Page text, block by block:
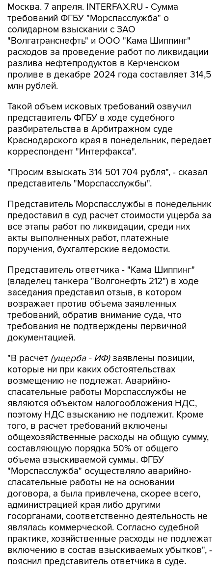
Москва. 7 апреля. INTERFAX.RU - Сумма
требований ФГБУ "Морспасслужба" о
солидарном взыскании с ЗАО
"Волгатранснефть" и ООО "Кама Шиппинг"
расходов за проведение работ по ликвидации
разлива нефтепродуктов в Керченском
проливе в декабре 2024 года составляет 314,5
млн рублей.
Такой объем исковых требований озвучил
представитель ФГБУ в ходе судебного
разбирательства в Арбитражном суде
Краснодарского края в понедельник, передает
корреспондент "Интерфакса".
"Просим взыскать 314 501 704 рубля", - сказал
представитель "Морспасслужбы".
Представитель Морспасслужбы в понедельник
предоставил в суд расчет стоимости ущерба за
все этапы работ по ликвидации, среди них
акты выполненных работ, платежные
поручения, бухгалтерские ведомости.
Представитель ответчика - "Кама Шиппинг"
(владелец танкера "Волгонефть 212") в ходе
заседания представил отзыв, в котором
возражает против объема заявленных
требований, обратив внимание суда, что
требования не подтверждены первичной
документацией.
"В расчет (ущерба - ИФ)заявлены позиции,
которые ни при каких обстоятельствах
возмещению не подлежат. Аварийно-
спасательные работы Морспасслужбы не
являются объектом налогообложения НДС,
поэтому НДС взысканию не подлежит. Кроме
того, в расчет требований включены
общехозяйственные расходы на общую сумму,
составляющую порядка 50% от общего
объема взыскиваемой суммы. ФГБУ
"Морспасслужба" осуществляло аварийно-
спасательные работы не на основании
договора, а была привлечена, скорее всего,
администрацией края либо другими
госорганами, соответственно деятельность не
являлась коммерческой. Согласно судебной
практике, хозяйственные расходы не подлежат
включению в состав взыскиваемых убытков", -
пояснил представитель ответчика в суде.